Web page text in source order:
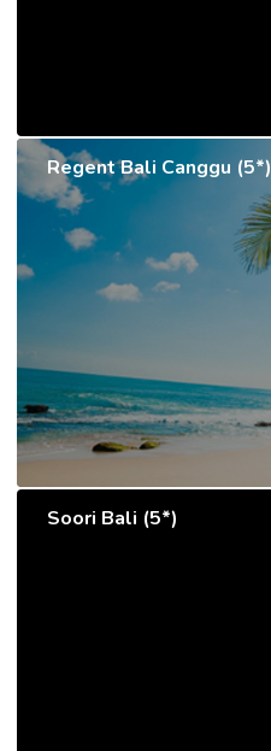
Regent Bali Canggu (5*)
Soori Bali (5*)